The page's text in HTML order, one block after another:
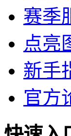
赛季
点亮
新手
官方